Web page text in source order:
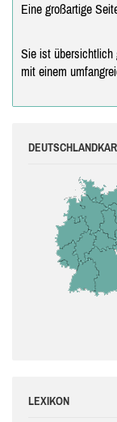
Eine großartige
Sie ist übersichtlich
mit einem
LEXIKON